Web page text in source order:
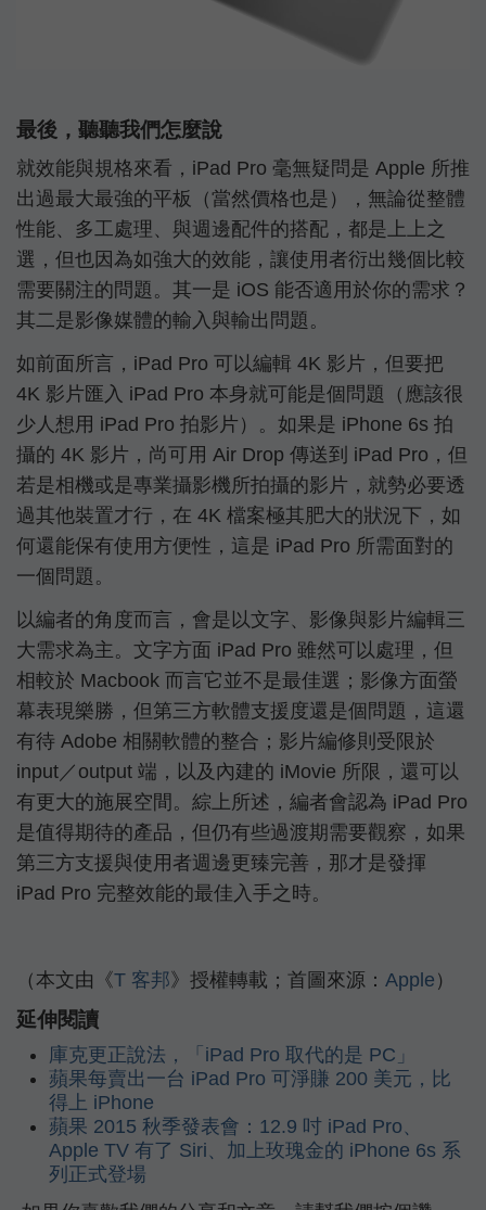
最後，聽聽我們怎麼說
就效能與規格來看，iPad Pro 毫無疑問是 Apple 所推
出過最大最強的平板（當然價格也是），無論從整體
性能、多工處理、與週邊配件的搭配，都是上上之
選，但也因為如強大的效能，讓使用者衍出幾個比較
需要關注的問題。其一是 iOS 能否適用於你的需求？
其二是影像媒體的輸入與輸出問題。
如前面所言，iPad Pro 可以編輯 4K 影片，但要把
4K 影片匯入 iPad Pro 本身就可能是個問題（應該很
少人想用 iPad Pro 拍影片）。如果是 iPhone 6s 拍
攝的 4K 影片，尚可用 Air Drop 傳送到 iPad Pro，但
若是相機或是專業攝影機所拍攝的影片，就勢必要透
過其他裝置才行，在 4K 檔案極其肥大的狀況下，如
何還能保有使用方便性，這是 iPad Pro 所需面對的
一個問題。
以編者的角度而言，會是以文字、影像與影片編輯三
大需求為主。文字方面 iPad Pro 雖然可以處理，但
相較於 Macbook 而言它並不是最佳選；影像方面螢
幕表現樂勝，但第三方軟體支援度還是個問題，這還
有待 Adobe 相關軟體的整合；影片編修則受限於
input／output 端，以及內建的 iMovie 所限，還可以
有更大的施展空間。綜上所述，編者會認為 iPad Pro
是值得期待的產品，但仍有些過渡期需要觀察，如果
第三方支援與使用者週邊更臻完善，那才是發揮
iPad Pro 完整效能的最佳入手之時。
（本文由《T 客邦》授權轉載；首圖來源： Apple ）
延伸閱讀
庫克更正說法，「iPad Pro 取代的是 PC」
蘋果每賣出一台 iPad Pro 可淨賺 200 美元，比
得上 iPhone
蘋果 2015 秋季發表會：12.9 吋 iPad Pro、
Apple TV 有了 Siri、加上玫瑰金的 iPhone 6s 系
列正式登場